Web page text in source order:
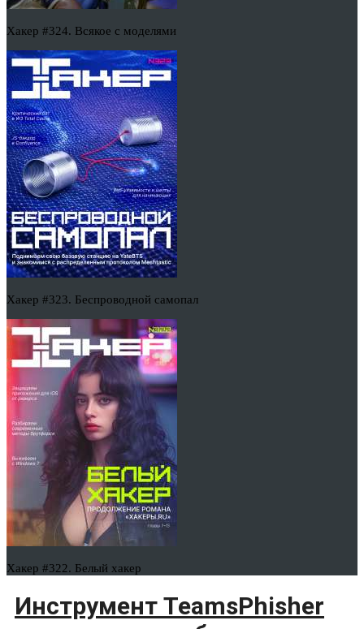
Хакер #324. Всякое с моделями
Хакер #323. Беспроводной самопал
Хакер #322. Белый хакер
Инструмент TeamsPhisher